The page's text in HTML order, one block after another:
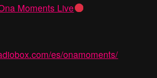
Moments Live
es/onamoments/